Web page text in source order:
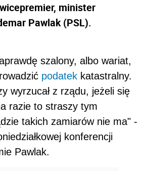
minister
Pawlak (PSL).
szalony, albo wariat,
podatek katastralny.
wyrzucał z rządu, jeżeli się
razie to straszy tym
takich zamiarów nie ma" -
konferencji
Pawlak.